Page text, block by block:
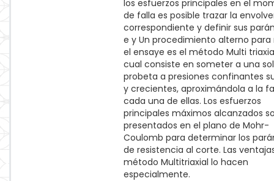
los esfuerzos principales en el
de falla es posible trazar la
correspondiente y definir sus
e y Un procedimiento alterno para
el ensaye es el método Multi
cual consiste en someter a una
probeta a presiones confinantes
y crecientes, aproximándola a la
cada una de ellas. Los esfuerzos
principales máximos alcanzados
presentados en el plano de Mohr-
Coulomb para determinar los
de resistencia al corte. Las
método Multitriaxial lo hacen
especialmente.